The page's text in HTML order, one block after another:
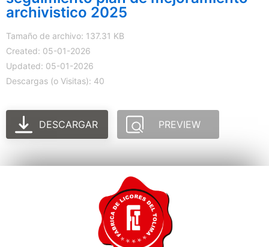
archivistico 2025
Tamaño de archivo: 137.31 KB
Created: 05-01-2026
Updated: 05-01-2026
Descargas (o Visitas): 40
DESCARGAR PREVIEW